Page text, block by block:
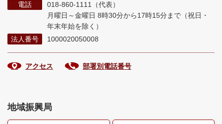
電話
018-860-1111（代表）
月曜日～金曜日 8時30分から17時15分まで （祝日・
年末年始を除く）
法人番号
1000020050008
アクセス 部署別電話番号
地域振興局